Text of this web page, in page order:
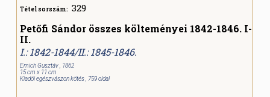
Tétel sorszám: 329
Petőfi Sándor összes költeményei 1842-1846. I-
II.
I.: 1842-1844/II.: 1845-1846.
Emich Gusztáv , 1862
15 cm x 11 cm
Kiadói egészvászon kötés , 759 oldal